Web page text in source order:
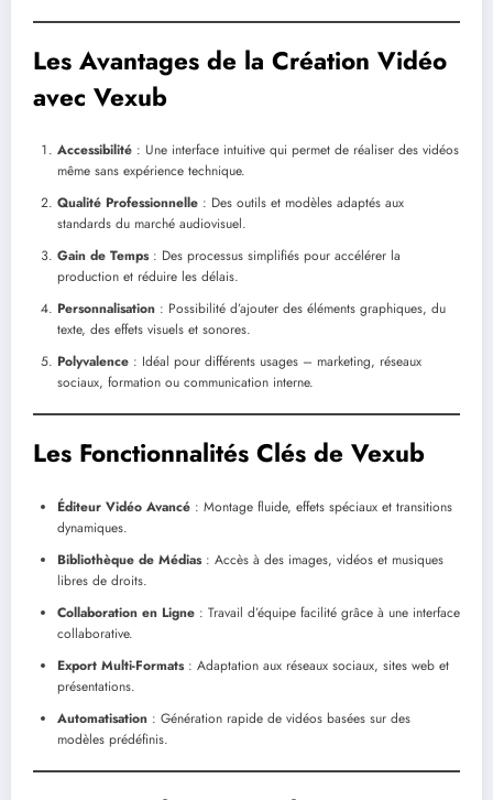
Les Avantages de la Création Vidéo
avec Vexub
Accessibilité : Une interface intuitive qui permet de réaliser des vidéos
même sans expérience technique.
Qualité Professionnelle : Des outils et modèles adaptés aux
standards du marché audiovisuel.
Gain de Temps: Des processus simplifiés pour accélérer la
production et réduire les délais.
Personnalisation : Possibilité d’ajouter des éléments graphiques, du
texte, des effets visuels et sonores.
Polyvalence : Idéal pour différents usages – marketing, réseaux
sociaux, formation ou communication interne.
Les Fonctionnalités Clés de Vexub
Éditeur Vidéo Avancé : Montage fluide, effets spéciaux et transitions
dynamiques.
Bibliothèque de Médias: Accès à des images, vidéos et musiques
libres de droits.
Collaboration en Ligne : Travail d’équipe facilité grâce à une interface
collaborative.
Export Multi-Formats: Adaptation aux réseaux sociaux, sites web et
présentations.
Automatisation : Génération rapide de vidéos basées sur des
modèles prédéfinis.